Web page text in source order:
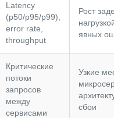
Latency
(p50/p95/p99),
error rate,
throughput
Рост
явных
Критические
потоки
запросов
между
сервисами
Узкие
сбои